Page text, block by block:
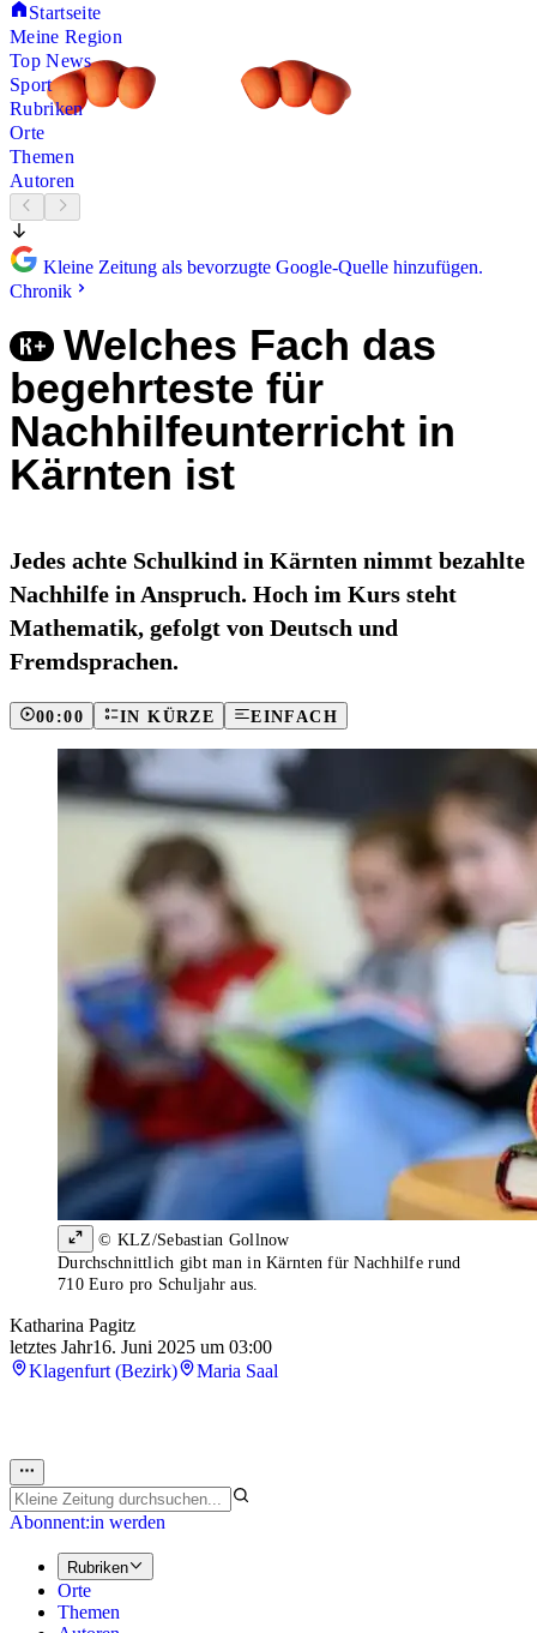
Startseite
Meine Region
Top News
Sport
Rubriken
Orte
Themen
Autoren
Kleine Zeitung als bevorzugte Google-Quelle hinzufügen.
Chronik
Welches Fach das
begehrteste für
Nachhilfeunterricht in
Kärnten ist
Jedes achte Schulkind in Kärnten nimmt bezahlte
Nachhilfe in Anspruch. Hoch im Kurs steht
Mathematik, gefolgt von Deutsch und
Fremdsprachen.
00:00 IN KÜRZE EINFACH
© KLZ/Sebastian Gollnow
Durchschnittlich gibt man in Kärnten für Nachhilfe rund
710 Euro pro Schuljahr aus.
Katharina Pagitz
letztes Jahr16. Juni 2025 um 03:00
Klagenfurt (Bezirk)
Maria Saal
Abonnent:in werden
Rubriken
Orte
Themen